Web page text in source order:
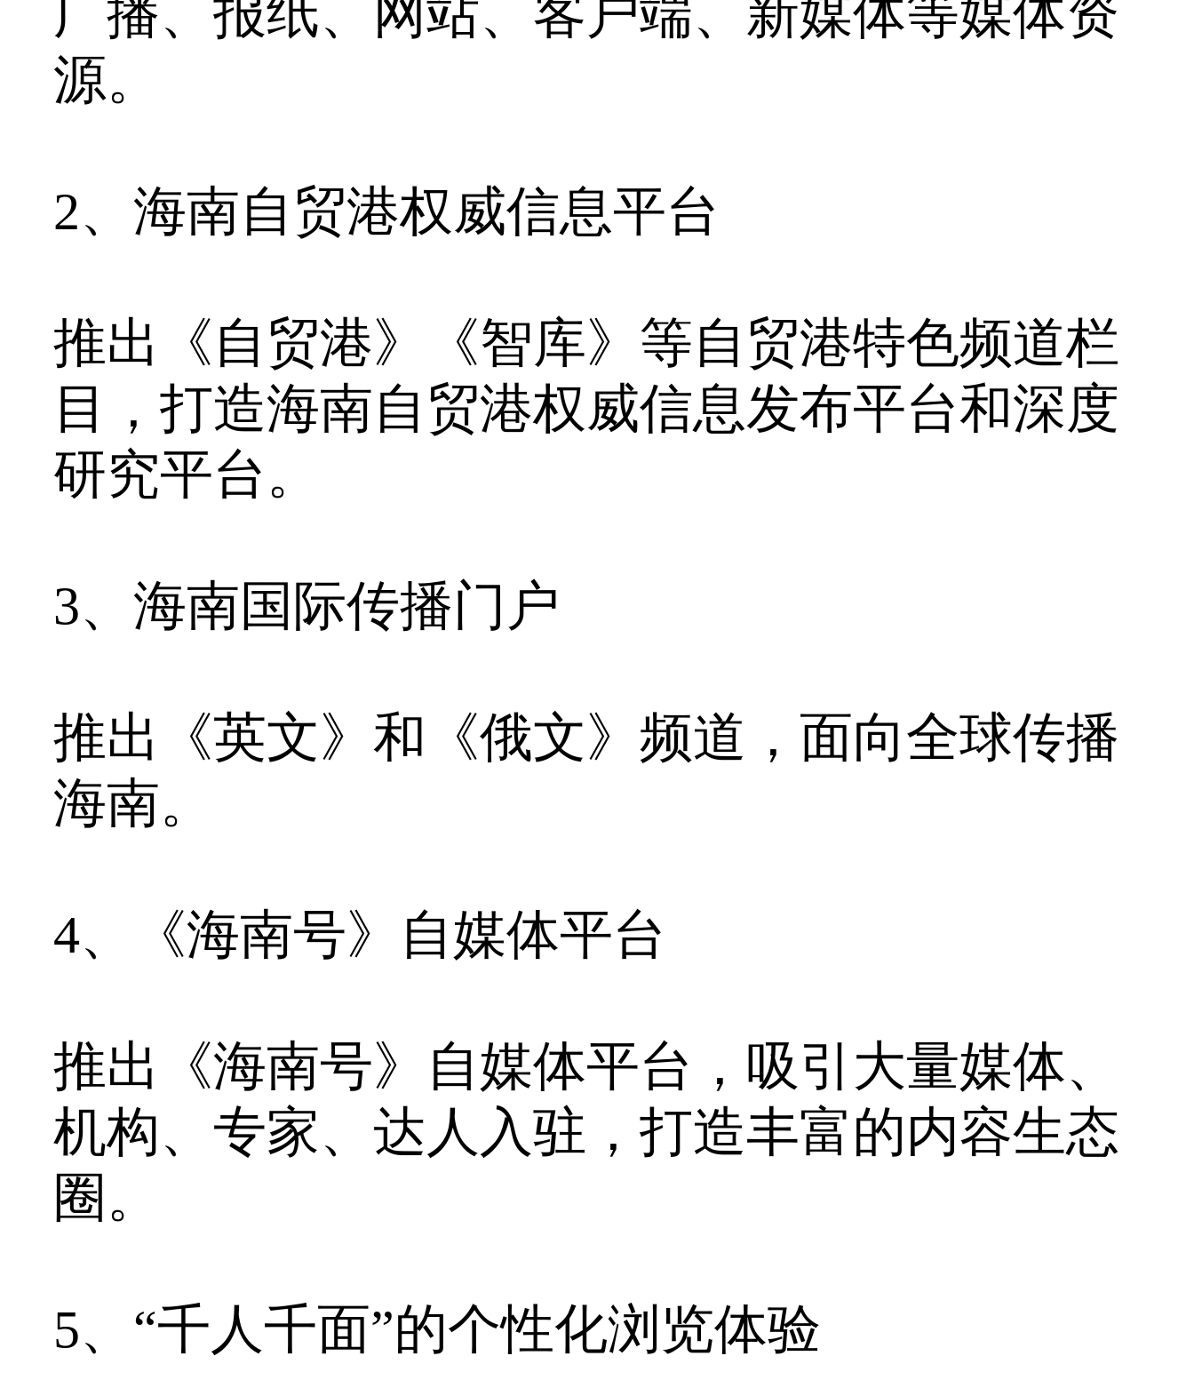
广播、报纸、网站、客户端、新媒体等媒体资
源。
2、海南自贸港权威信息平台
推出《自贸港》《智库》等自贸港特色频道栏
目，打造海南自贸港权威信息发布平台和深度
研究平台。
3、海南国际传播门户
推出《英文》和《俄文》频道，面向全球传播
海南。
4、《海南号》自媒体平台
推出《海南号》自媒体平台，吸引大量媒体、
机构、专家、达人入驻，打造丰富的内容生态
圈。
5、“千人千面”的个性化浏览体验